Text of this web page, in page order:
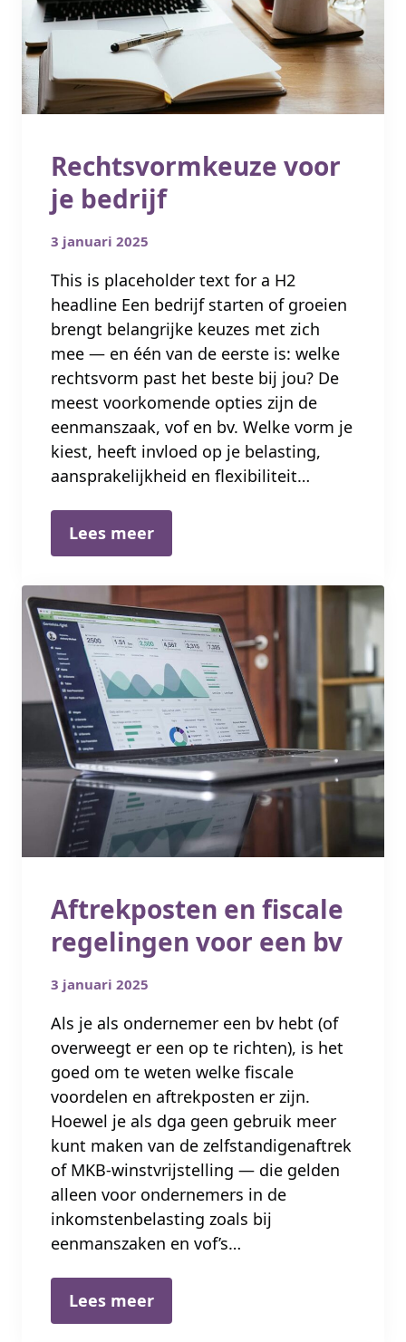
Rechtsvormkeuze voor
je bedrijf
3 januari 2025
This is placeholder text for a H2
headline Een bedrijf starten of groeien
brengt belangrijke keuzes met zich
mee — en één van de eerste is: welke
rechtsvorm past het beste bij jou? De
meest voorkomende opties zijn de
eenmanszaak, vof en bv. Welke vorm je
kiest, heeft invloed op je belasting,
aansprakelijkheid en flexibiliteit…
Lees meer
Aftrekposten en fiscale
regelingen voor een bv
3 januari 2025
Als je als ondernemer een bv hebt (of
overweegt er een op te richten), is het
goed om te weten welke fiscale
voordelen en aftrekposten er zijn.
Hoewel je als dga geen gebruik meer
kunt maken van de zelfstandigenaftrek
of MKB-winstvrijstelling — die gelden
alleen voor ondernemers in de
inkomstenbelasting zoals bij
eenmanszaken en vof’s…
Lees meer